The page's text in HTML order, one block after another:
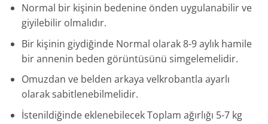
Normal bir kişinin bedenine önden uygulanabilir ve
giyilebilir olmalıdır.
Bir kişinin giydiğinde Normal olarak 8-9 aylık hamile
bir annenin beden görüntüsünü simgelemelidir.
Omuzdan ve belden arkaya velkrobantla ayarlı
olarak sabitlenebilmelidir.
İstenildiğinde eklenebilecek Toplam ağırlığı 5-7 kg